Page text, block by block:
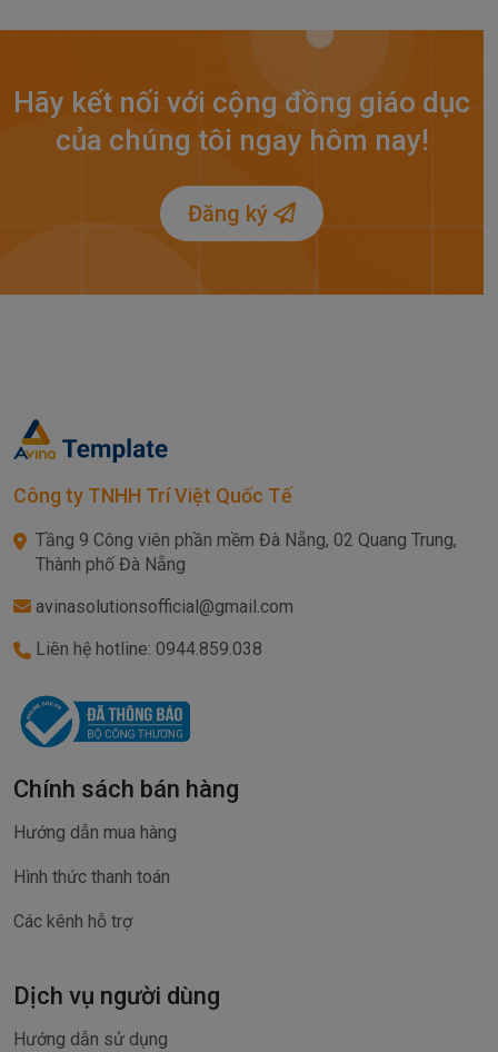
Hãy kết nối với cộng đồng giáo dục
của chúng tôi ngay hôm nay!
Đăng ký
Công ty TNHH Trí Việt Quốc Tế
Tầng 9 Công viên phần mềm Đà Nẵng, 02 Quang Trung,
Thành phố Đà Nẵng
avinasolutionsofficial@gmail.com
Liên hệ hotline: 0944.859.038
Chính sách bán hàng
Hướng dẫn mua hàng
Hình thức thanh toán
Các kênh hỗ trợ
Dịch vụ người dùng
Hướng dẫn sử dụng